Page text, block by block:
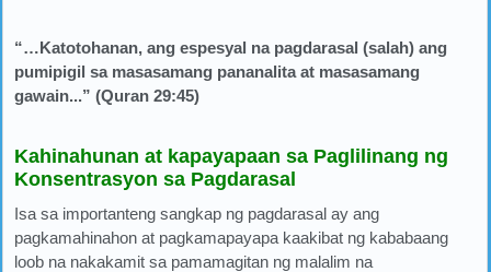
“…Katotohanan, ang espesyal na pagdarasal (salah) ang
pumipigil sa masasamang pananalita at masasamang
gawain...” (Quran 29:45)
Kahinahunan at kapayapaan sa Paglilinang ng
Konsentrasyon sa Pagdarasal
Isa sa importanteng sangkap ng pagdarasal ay ang
pagkamahinahon at pagkamapayapa kaakibat ng kababaang
loob na nakakamit sa pamamagitan ng malalim na